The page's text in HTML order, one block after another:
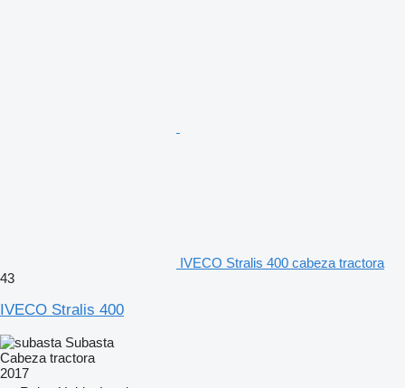
IVECO Stralis 400 cabeza tractora
43
IVECO Stralis 400
Subasta
Cabeza tractora
2017